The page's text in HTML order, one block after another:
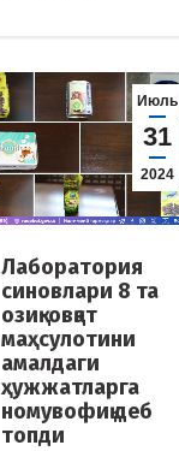
Июль
31
2024
Лаборатория
синовлари 8 та
озиқ-овқат
маҳсулотини
амалдаги
ҳужжатларга
номувофиқ деб
топди